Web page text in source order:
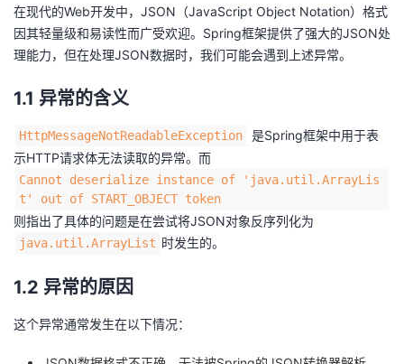
动
关
注
的
开
发
者
学
我
的
Programs
我
的
支
持
在现代的Web开发中，JSON（JavaScript Object Notation）格式
因其轻量级和易读性而广受欢迎。Spring框架提供了强大的JSON处
理能力，但在处理JSON数据时，我们可能会遇到上述异常。
1.1 异常的含义
HttpMessageNotReadableException
是Spring框架中用于表
示HTTP请求体无法读取的异常。而
Cannot deserialize instance of 'java.util.ArrayLis
t' out of START_OBJECT token
则指出了具体的问题是在尝试将JSON对象反序列化为
java.util.ArrayList 时发生的。
1.2 异常的原因
这个异常通常发生在以下情况：